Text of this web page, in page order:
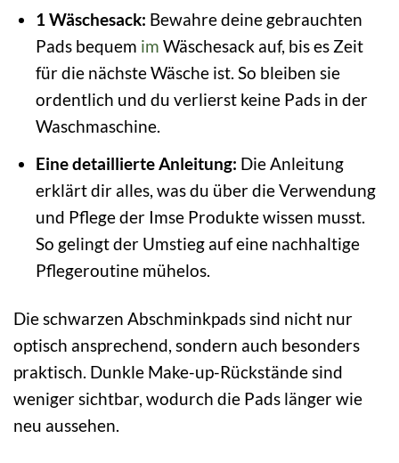
1 Wäschesack: Bewahre deine gebrauchten
Pads bequem im Wäschesack auf, bis es Zeit
für die nächste Wäsche ist. So bleiben sie
ordentlich und du verlierst keine Pads in der
Waschmaschine.
Eine detaillierte Anleitung: Die Anleitung
erklärt dir alles, was du über die Verwendung
und Pflege der Imse Produkte wissen musst.
So gelingt der Umstieg auf eine nachhaltige
Pflegeroutine mühelos.
Die schwarzen Abschminkpads sind nicht nur
optisch ansprechend, sondern auch besonders
praktisch. Dunkle Make-up-Rückstände sind
weniger sichtbar, wodurch die Pads länger wie
neu aussehen.